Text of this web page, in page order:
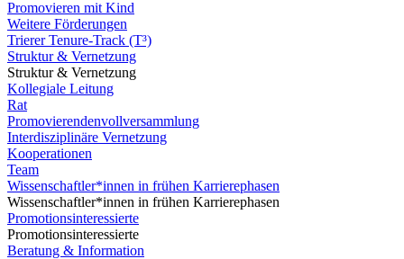
Promovieren mit Kind
Weitere Förderungen
Trierer Tenure-Track (T³)
Struktur & Vernetzung
Struktur & Vernetzung
Kollegiale Leitung
Rat
Promovierendenvollversammlung
Interdisziplinäre Vernetzung
Kooperationen
Team
Wissenschaftler*innen in frühen Karrierephasen
Wissenschaftler*innen in frühen Karrierephasen
Promotionsinteressierte
Promotionsinteressierte
Beratung & Information